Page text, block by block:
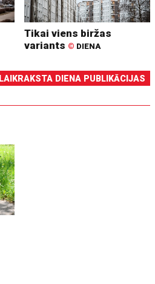
Tikai viens biržas
variants © DIENA
LAIKRAKSTA DIENA PUBLIKĀCIJAS